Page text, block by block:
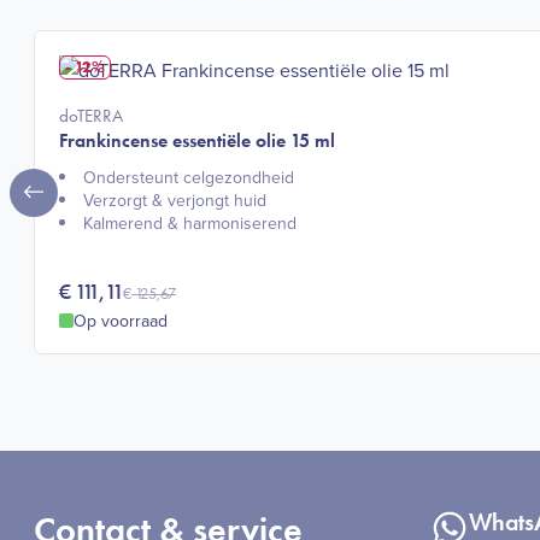
- 12%
doTERRA
Frankincense essentiële olie 15 ml
Ondersteunt celgezondheid​
Verzorgt & verjongt huid​
Kalmerend & harmoniserend​
€111,11€125,67
Op voorraad
Contact & service